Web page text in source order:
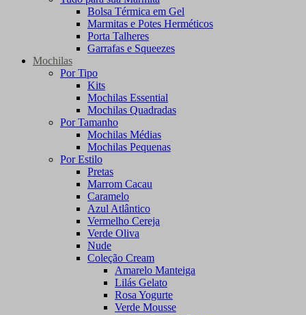
Bolsa Térmica em Gel
Marmitas e Potes Herméticos
Porta Talheres
Garrafas e Squeezes
Mochilas
Por Tipo
Kits
Mochilas Essential
Mochilas Quadradas
Por Tamanho
Mochilas Médias
Mochilas Pequenas
Por Estilo
Pretas
Marrom Cacau
Caramelo
Azul Atlântico
Vermelho Cereja
Verde Oliva
Nude
Coleção Cream
Amarelo Manteiga
Lilás Gelato
Rosa Yogurte
Verde Mousse